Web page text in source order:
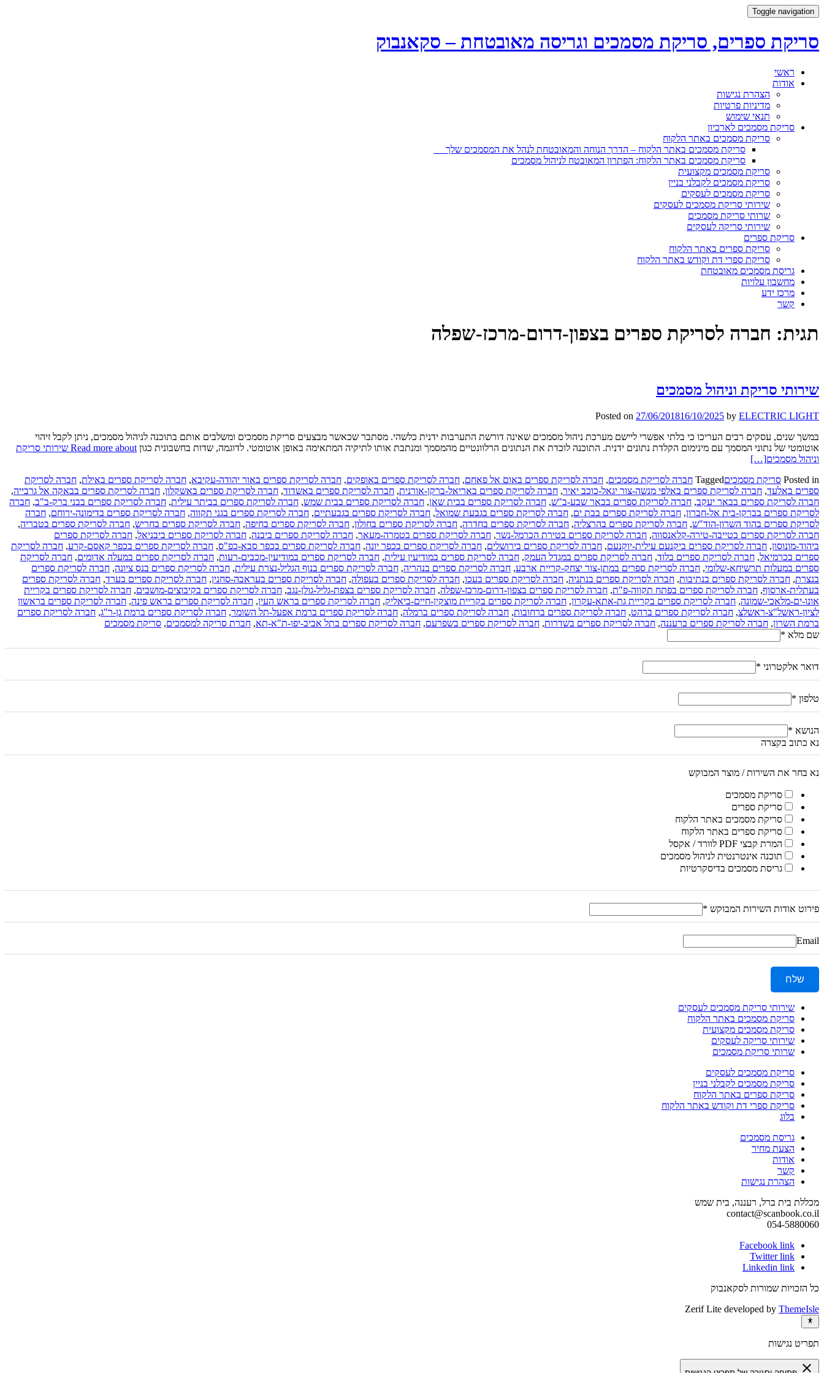
Toggle navigation
סריקת ספרים, סריקת מסמכים וגריסה מאובטחת – סקאנבוק
Skip
ראשי
אודות
הצהרת נגישות
מדיניות פרטיות
תנאי שימוש
סריקת מסמכים לארכיון
סריקת מסמכים באתר הלקוח
סריקת מסמכים באתר הלקוח – הדרך הנוחה והמאובטחת לנהל את המסמכים שלך
סריקת מסמכים באתר הלקוח: הפתרון המאובטח לניהול מסמכים
סריקת מסמכים מקצועית
סריקת מסמכים לקבלני בניין
סריקת מסמכים לעסקים
שירותי סריקת מסמכים לעסקים
שרותי סריקת מסמכים
שירותי סריקה לעסקים
סריקת ספרים
סריקת ספרים באתר הלקוח
סריקת ספרי דת וקודש באתר הלקוח
גריסת מסמכים מאובטחת
מחשבון עלויות
מרכז ידע
קשר
תגית: חברה לסריקת ספרים בצפון-דרום-מרכז-שפלה
שירותי סריקת וניהול מסמכים
Posted on 27/06/201816/10/2025 by ELECTRIC LIGHT
במשך שנים, עסקים רבים העריכו כי בלתי אפשרי ליישם מערכת ניהול מסמכים שאינה דורשת התערבות ידנית כלשהי. מסתבר שכאשר מבצעים סריקת מסמכים ומשלבים אותם בתוכנה לניהול מסמכים, ניתן לקבל זיהוי
אוטומטי של נתוני המסמך עם מינימום הקלדת נתונים ידנית. התוכנה לוכדת את הנתונים הרלוונטיים מהמסמך ומנתבת אותו לתיקיה המתאימה באופן אוטומטי. לדוגמה, שדות בחשבונית כגון
Read more about שירותי סריקת
וניהול מסמכים[…]
Posted in סריקת מסמכיםTagged חברה לסריקת מסמכים, חברה לסריקת ספרים באום אל פאחם, חברה לסריקת ספרים באופקים, חברה לסריקת ספרים באור יהודה-עקיבא, חברה לסריקת ספרים באילת, חברה לסריקת
ספרים באלעד, חברה לסריקת ספרים באלפי מנשה-צור יגאל-כוכב יאיר, חברה לסריקת ספרים באריאל-ברקן-אורנית, חברה לסריקת ספרים באשדוד, חברה לסריקת ספרים באשקלון, חברה לסריקת ספרים בבאקה אל גרבייה,
חברה לסריקת ספרים בבאר יעקב, חברה לסריקת ספרים בבאר שבע-ב"ש, חברה לסריקת ספרים בבית שאן, חברה לסריקת ספרים בבית שמש, חברה לסריקת ספרים בביתר עילית, חברה לסריקת ספרים בבני ברק-ב"ב, חברה
לסריקת ספרים בברקן-בית אל-חברון, חברה לסריקת ספרים בבת ים, חברה לסריקת ספרים בגבעת שמואל, חברה לסריקת ספרים בגבעתיים, חברה לסריקת ספרים בגני תקווה, חברה לסריקת ספרים בדימונה-ירוחם, חברה
לסריקת ספרים בהוד השרון-הוד"ש, חברה לסריקת ספרים בהרצליה, חברה לסריקת ספרים בחדרה, חברה לסריקת ספרים בחולון, חברה לסריקת ספרים בחיפה, חברה לסריקת ספרים בחריש, חברה לסריקת ספרים בטבריה,
חברה לסריקת ספרים בטייבה-טירה-קלאנסווה, חברה לסריקת ספרים בטירת הכרמל-נשר, חברה לסריקת ספרים בטמרה-מעאר, חברה לסריקת ספרים ביבנה, חברה לסריקת ספרים ביבניאל, חברה לסריקת ספרים
ביהוד-מונוסון, חברה לסריקת ספרים ביקנעם עילית-יוקנעם, חברה לסריקת ספרים בירושלים, חברה לסריקת ספרים בכפר יונה, חברה לסריקת ספרים בכפר סבא-כפ"ס, חברה לסריקת ספרים בכפר קאסם-קרע, חברה לסריקת
ספרים בכרמיאל, חברה לסריקת ספרים בלוד, חברה לסריקת ספרים במגדל העמק, חברה לסריקת ספרים במודיעין עילית, חברה לסריקת ספרים במודיעין-מכבים-רעות, חברה לסריקת ספרים במעלה אדומים, חברה לסריקת
ספרים במעלות תרשיחא-שלומי, חברה לסריקת ספרים במתן-צור יצחק-קריית ארבע, חברה לסריקת ספרים בנהריה, חברה לסריקת ספרים בנוף הגליל-נצרת עילית, חברה לסריקת ספרים בנס ציונה, חברה לסריקת ספרים
בנצרת, חברה לסריקת ספרים בנתיבות, חברה לסריקת ספרים בנתניה, חברה לסריקת ספרים בעכו, חברה לסריקת ספרים בעפולה, חברה לסריקת ספרים בעראבה-סחנין, חברה לסריקת ספרים בערד, חברה לסריקת ספרים
בעתלית-ארסוף, חברה לסריקת ספרים בפתח תקווה-פ"ת, חברה לסריקת ספרים בצפון-דרום-מרכז-שפלה, חברה לסריקת ספרים בצפת-גליל-גולן-נגב, חברה לסריקת ספרים בקיבוצים-מושבים, חברה לסריקת ספרים בקריית
אונו-ים-מלאכי-שמונה, חברה לסריקת ספרים בקריית גת-אתא-עקרון, חברה לסריקת ספרים בקריית מוצקין-חיים-ביאליק, חברה לסריקת ספרים בראש העין, חברה לסריקת ספרים בראש פינה, חברה לסריקת ספרים בראשון
לציון-ראשל"צ-ראשלצ, חברה לסריקת ספרים ברהט, חברה לסריקת ספרים ברחובות, חברה לסריקת ספרים ברמלה, חברה לסריקת ספרים ברמת אפעל-תל השומר, חברה לסריקת ספרים ברמת גן-ר"ג, חברה לסריקת ספרים
ברמת השרון, חברה לסריקת ספרים ברעננה, חברה לסריקת ספרים בשדרות, חברה לסריקת ספרים בשפרעם, חברה לסריקת ספרים בתל אביב-יפו-ת"א-תא, חברת סריקה למסמכים, סריקת מסמכים
שם מלא *
דואר אלקטרוני *
טלפון *
הנושא *
נא כתוב בקצרה
נא בחר את השירות / מוצר המבוקש
סריקת מסמכים
סריקת ספרים
סריקת מסמכים באתר הלקוח
סריקת ספרים באתר הלקוח
המרת קבצי PDF לוורד / אקסל
תוכנה אינטרנטית לניהול מסמכים
גריסת מסמכים בדיסקרטיות
פירוט אודות השירות המבוקש *
Email
שלח
שירותי סריקת מסמכים לעסקים
סריקת מסמכים באתר הלקוח
סריקת מסמכים מקצועית
שירותי סריקה לעסקים
שרותי סריקת מסמכים
סריקת מסמכים לעסקים
סריקת מסמכים לקבלני בניין
סריקת ספרים באתר הלקוח
סריקת ספרי דת וקודש באתר הלקוח
בלוג
גריסת מסמכים
הצעת מחיר
אודות
קשר
הצהרת נגישות
מכללת בית ברל, רעננה, בית שמש
contact@scanbook.co.il
054-5880060
Facebook link
Twitter link
Linkedin link
כל הזכויות שמורות לסקאנבוק
Zerif Lite developed by ThemeIsle
תפריט נגישות
close